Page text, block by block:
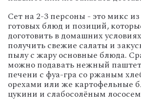
Сет на 2-3 персоны - это микс
готовых блюд и позиций,
доготовить в домашних
получить свежие салаты и
пылу с жару основные блюда.
можно подавать нежный
печени с фуа-гра со ржаным
орехами или же картофельные
цукини и слабосолёным